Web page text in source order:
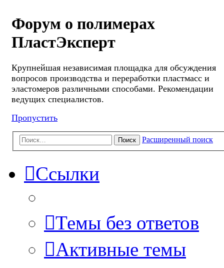
Форум о полимерах
ПластЭксперт
Крупнейшая независимая площадка для обсуждения
вопросов производства и переработки пластмасс и
эластомеров различными способами. Рекомендации
ведущих специалистов.
Пропустить
Поиск Расширенный поиск
Ссылки
Темы без ответов
Активные темы